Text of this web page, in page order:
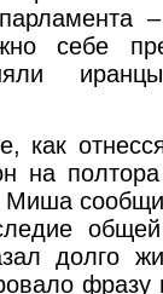
себе
как
на
Миша
долго
фразу